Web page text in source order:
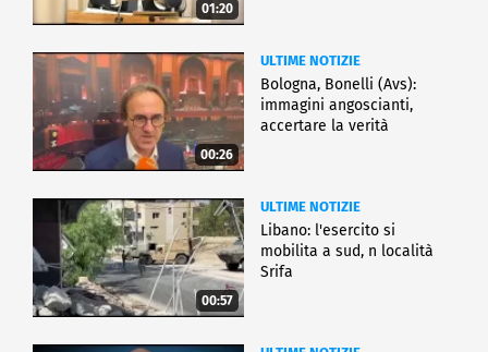
01:20
00:26
ULTIME NOTIZIE
Bologna, Bonelli (Avs):
immagini angoscianti,
accertare la verità
00:57
ULTIME NOTIZIE
Libano: l'esercito si
mobilita a sud, n località
Srifa